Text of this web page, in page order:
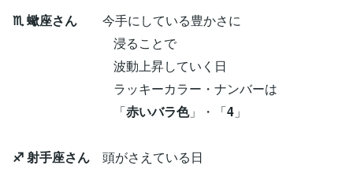
♏ 蠍座さん 今手にしている豊かさに
浸ることで
波動上昇していく日
ラッキーカラー・ナンバーは
「赤いバラ色」・「4 」
♐ 射手座さん 頭がさえている日